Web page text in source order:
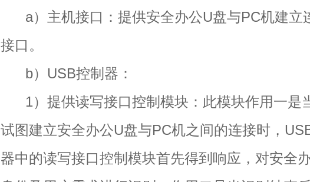
a）主机接口：提供安全办公U盘与PC机建立
接口。
b）USB控制器：
1）提供读写接口控制模块：此模块作用一是
试图建立安全办公U盘与PC机之间的连接时，
器中的读写接口控制模块首先得到响应，对安全